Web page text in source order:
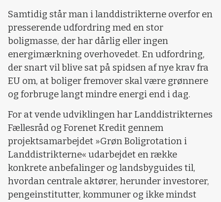
Samtidig står man i landdistrikterne overfor en
presserende udfordring med en stor
boligmasse, der har dårlig eller ingen
energimærkning overhovedet. En udfordring,
der snart vil blive sat på spidsen af nye krav fra
EU om, at boliger fremover skal være grønnere
og forbruge langt mindre energi end i dag.
For at vende udviklingen har Landdistrikternes
Fællesråd og Forenet Kredit gennem
projektsamarbejdet »Grøn Boligrotation i
Landdistrikterne« udarbejdet en række
konkrete anbefalinger og landsbyguides til,
hvordan centrale aktører, herunder investorer,
pengeinstitutter, kommuner og ikke mindst